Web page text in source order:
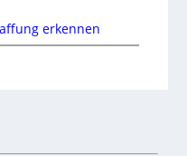
erkennen